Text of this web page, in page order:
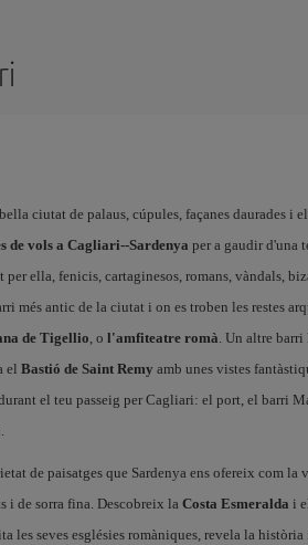
ciutat de palaus, cúpules, façanes daurades i
de vols a Cagliari--Sardenya per a gaudir d'una
ella, fenicis, cartaginesos, romans, vàndals,
més antic de la ciutat i on es troben les restes
de Tigellio, o l'amfiteatre romà. Un altre barri
el Bastió de Saint Remy amb unes vistes
el teu passeig per Cagliari: el port, el barri
.
de paisatges que Sardenya ens ofereix com la
i de sorra fina. Descobreix la Costa Esmeralda i
les seves esglésies romàniques, revela la història